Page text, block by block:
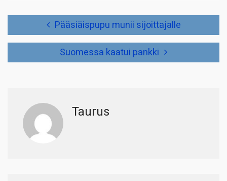
Pääsiäispupu munii sijoittajalle
Suomessa kaatui pankki
Taurus